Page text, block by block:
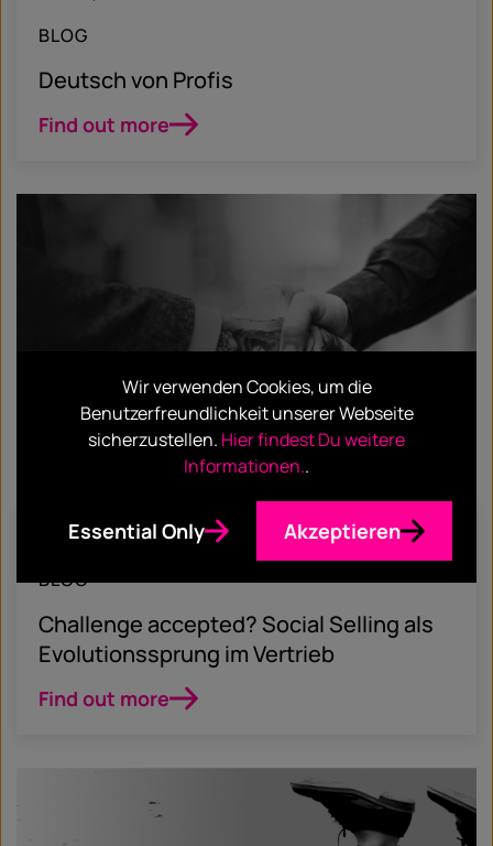
BLOG
Deutsch von Profis
Find out more
März 29, 2018
BLOG
Challenge accepted? Social Selling als
Evolutionssprung im Vertrieb
Find out more
Wir verwenden Cookies, um die
Benutzerfreundlichkeit unserer Webseite
sicherzustellen. Hier findest Du weitere
Informationen..
Essential Only Akzeptieren